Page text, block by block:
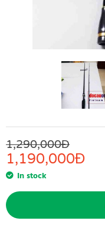
1,290,000Đ
1,190,000Đ
In stock